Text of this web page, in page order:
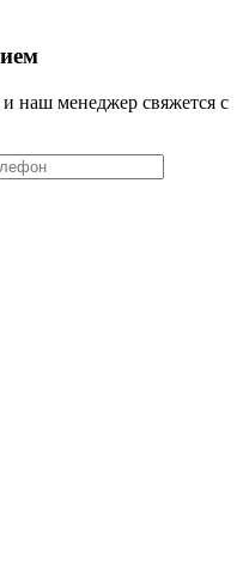
наш менеджер свяжется с